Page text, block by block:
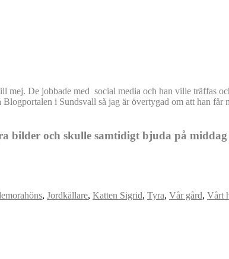
De jobbade med social media och han ville träffas
i Sundsvall så jag är övertygad om att han
bilder och skulle samtidigt bjuda på
, Jordkällare, Katten Sigrid, Tyra, Vår gård, Vårt